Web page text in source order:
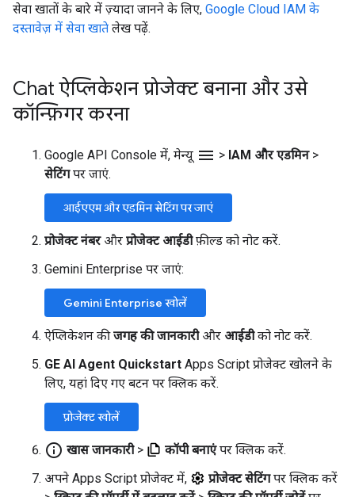
सेवा खातों के बारे में ज़्यादा जानने के लिए, Google Cloud IAM के
दस्तावेज़ में सेवा खाते लेख पढ़ें.
Chat ऐप्लिकेशन प्रोजेक्ट बनाना और उसे
कॉन्फ़िगर करना
Google API Console में, मेन्यू menu > IAM और एडमिन >
सेटिंगपर जाएं.
आईएएम और एडमिन सेटिंग पर जाएं
प्रोजेक्ट नंबरऔर प्रोजेक्ट आईडीफ़ील्ड को नोट करें.
Gemini Enterprise पर जाएं:
Gemini Enterprise खोलें
ऐप्लिकेशन कीजगह की जानकारीऔर आईडीको नोट करें.
GE AI Agent Quickstart Apps Script प्रोजेक्ट खोलने के
लिए, यहां दिए गए बटन पर क्लिक करें.
प्रोजेक्ट खोलें
info_outline खास जानकारी > कॉपी बनाएंपर क्लिक करें.
अपने Apps Script प्रोजेक्ट में,
प्रोजेक्ट सेटिंगपर क्लिक करें